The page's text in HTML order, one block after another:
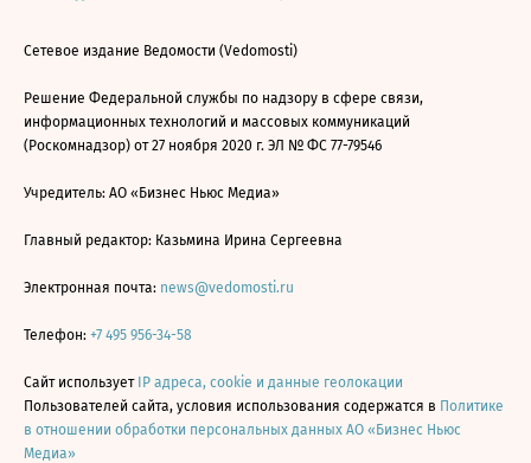
Сетевое издание Ведомости (Vedomosti)
Решение Федеральной службы по надзору в сфере связи,
информационных технологий и массовых коммуникаций
(Роскомнадзор) от 27 ноября 2020 г. ЭЛ № ФС 77-79546
Учредитель: АО «Бизнес Ньюс Медиа»
Главный редактор: Казьмина Ирина Сергеевна
Электронная почта: news@vedomosti.ru
Телефон: +7 495 956-34-58
Сайт использует IP адреса, cookie и данные геолокации
Пользователей сайта, условия использования содержатся в Политике
в отношении обработки персональных данных АО «Бизнес Ньюс
Медиа»